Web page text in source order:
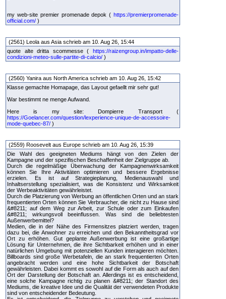
my web-site premier promenade depok ( https://premierpromenade-
official.com/ )
(2561) Leola aus Asia schrieb am 10. Aug 26, 15:44
quote alte dritta scommesse ( https://raizengroup.in/impatto-delle-
condizioni-meteo-sulle-partite-di-calcio/ )
(2560) Yanira aus North America schrieb am 10. Aug 26, 15:42
Klasse gemachte Homapage, das Layout gefaellt mir sehr gut!
War bestimmt ne menge Aufwand.
Here is my site: Dompierre Transport (
https://Goelancer.com/question/lexperience-unique-de-accessoire-
mode-quebec-87/ )
(2559) Roosevelt aus Europe schrieb am 10. Aug 26, 15:39
Die Wahl des geeigneten Mediums hängt von den Zielen der
Kampagne und der spezifischen Beschaffenheit der Zielgruppe ab.
Durch die regelmäßige Überwachung der Kampagnenwirksamkeit
können Sie Ihre Aktivitäten optimieren und bessere Ergebnisse
erzielen. Es ist auf Strategieplanung, Medienauswahl und
Inhaltserstellung spezialisiert, was die Konsistenz und Wirksamkeit
der Werbeaktivitäten gewährleistet.
Durch die Platzierung von Werbung an öffentlichen Orten und an stark
frequentierten Orten können Sie Verbraucher, die nicht zu Hause sind
&#8211; auf dem Weg zur Arbeit, zur Schule oder zum Einkaufen
&#8211; wirkungsvoll beeinflussen. Was sind die beliebtesten
Außenwerbemittel?
Medien, die in der Nähe des Firmensitzes platziert werden, tragen
dazu bei, die Anwohner zu erreichen und den Bekanntheitsgrad vor
Ort zu erhöhen. Gut geplante Außenwerbung ist eine großartige
Lösung für Unternehmen, die ihre Sichtbarkeit erhöhen und in einer
natürlichen Umgebung mit potenziellen Kunden interagieren möchten.
Billboards sind große Werbetafeln, die an stark frequentierten Orten
angebracht werden und eine hohe Sichtbarkeit der Botschaft
gewährleisten. Dabei kommt es sowohl auf die Form als auch auf den
Ort der Darstellung der Botschaft an. Allerdings ist es entscheidend,
eine solche Kampagne richtig zu planen &#8211; der Standort des
Mediums, die kreative Idee und die Qualität der verwendeten Produkte
sind von entscheidender Bedeutung.